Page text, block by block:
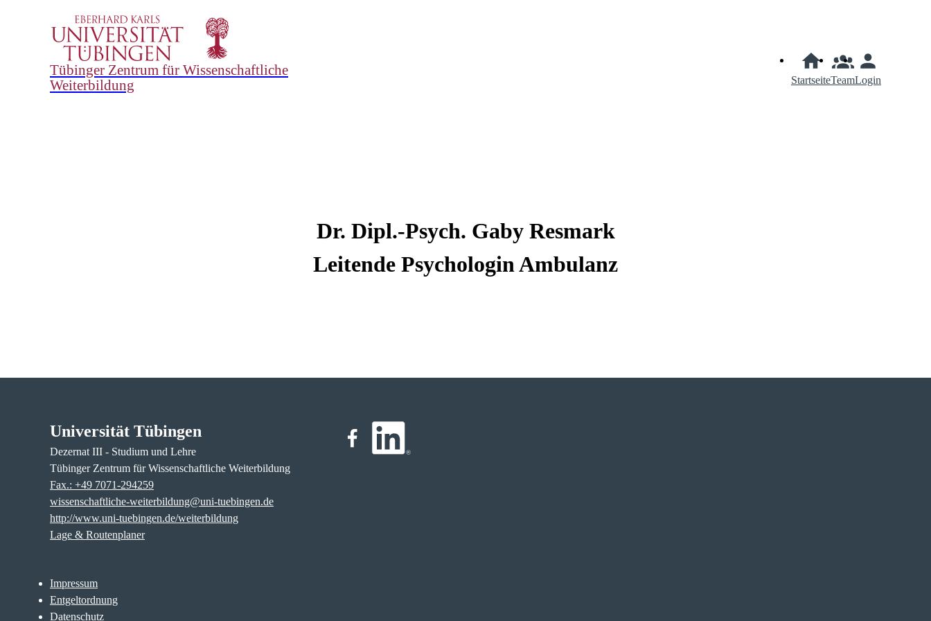
Tübinger Zentrum für Wissenschaftliche
Weiterbildung
StartseiteTeamLogin
Dr. Dipl.-Psych. Gaby Resmark
Leitende Psychologin Ambulanz
Universität Tübingen
Dezernat III - Studium und Lehre
Tübinger Zentrum für Wissenschaftliche Weiterbildung
Fax.: +49 7071-294259
wissenschaftliche-weiterbildung@uni-tuebingen.de
http://www.uni-tuebingen.de/weiterbildung
Lage & Routenplaner
Impressum
Entgeltordnung
Datenschutz